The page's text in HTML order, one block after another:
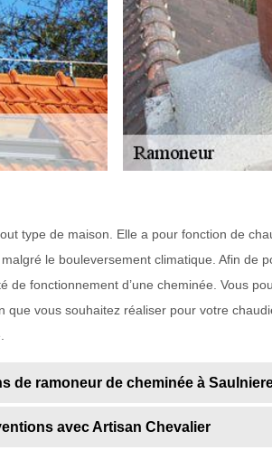
type de maison. Elle a pour fonction de
le bouleversement climatique. Afin de
fonctionnement d’une cheminée. Vous
que vous souhaitez réaliser pour votre
de ramoneur de cheminée à
avec Artisan Chevalier